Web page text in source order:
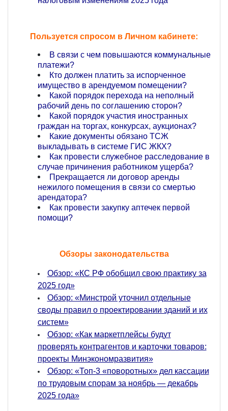
Пользуется спросом в Личном кабинете:
В связи с чем повышаются коммунальные
платежи?
Кто должен платить за испорченное
имущество в арендуемом помещении?
Какой порядок перехода на неполный
рабочий день по соглашению сторон?
Какой порядок участия иностранных
граждан на торгах, конкурсах, аукционах?
Какие документы обязано ТСЖ
выкладывать в системе ГИС ЖКХ?
Как провести служебное расследование в
случае причинения работником ущерба?
Прекращается ли договор аренды
нежилого помещения в связи со смертью
арендатора?
Как провести закупку аптечек первой
помощи?
Обзоры законодательства
Обзор: «КС РФ обобщил свою практику за
2025 год»
Обзор: «Минстрой уточнил отдельные
своды правил о проектировании зданий и их
систем»
Обзор: «Как маркетплейсы будут
проверять контрагентов и карточки товаров:
проекты Минэкономразвития»
Обзор: «Топ-3 «поворотных» дел кассации
по трудовым спорам за ноябрь — декабрь
2025 года»